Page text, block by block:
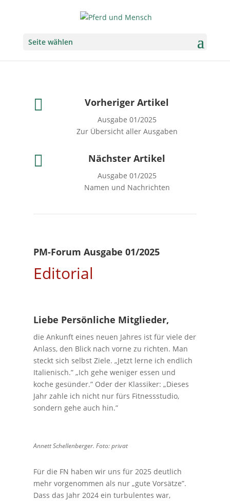
Seite wählen
 Vorheriger Artikel
Ausgabe 01/2025
Zur Übersicht aller Ausgaben
 Nächster Artikel
Ausgabe 01/2025
Namen und Nachrichten
PM-Forum Ausgabe 01/2025
Editorial
Liebe Persönliche Mitglieder,
die Ankunft eines neuen Jahres ist für viele der
Anlass, den Blick nach vorne zu richten. Man
steckt sich selbst Ziele. „Jetzt lerne ich endlich
Italienisch.” „Ich gehe weniger essen und
koche gesünder.” Oder der Klassiker: „Dieses
Jahr zahle ich nicht nur fürs Fitnessstudio,
sondern gehe auch hin.”
Annett Schellenberger. Foto: privat
Für die FN haben wir uns für 2025 deutlich
mehr vorgenommen als nur „gute Vorsätze”.
Dass das Jahr 2024 ein turbulentes war,